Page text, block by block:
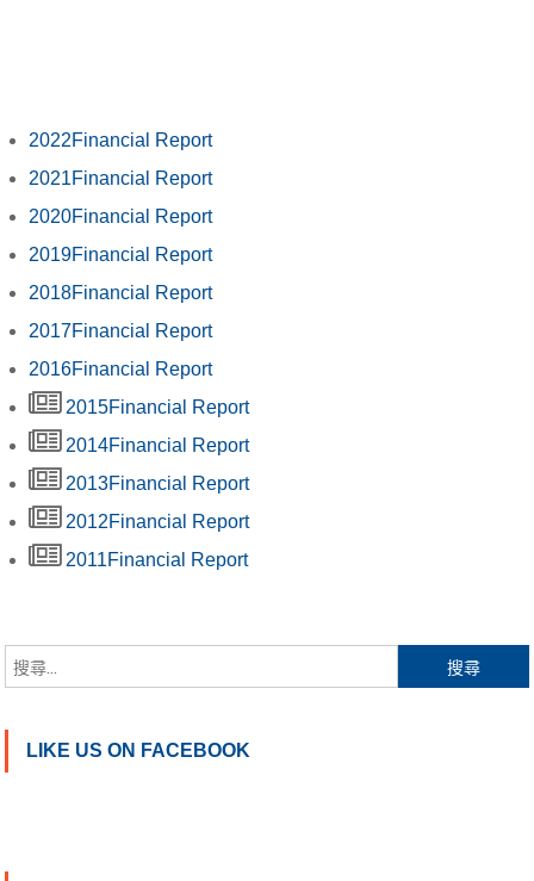
2022Financial Report
2021Financial Report
2020Financial Report
2019Financial Report
2018Financial Report
2017Financial Report
2016Financial Report
2015Financial Report
2014Financial Report
2013Financial Report
2012Financial Report
2011Financial Report
搜尋關鍵字:
LIKE US ON FACEBOOK